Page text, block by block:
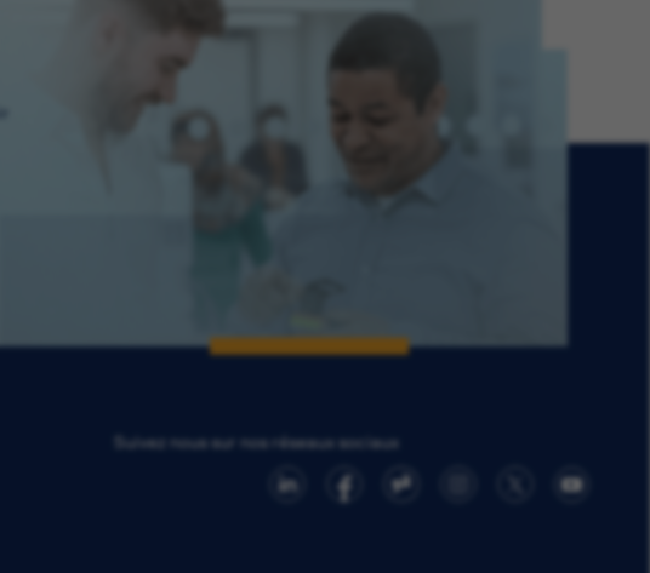
Suivez nous sur nos réseaux sociaux